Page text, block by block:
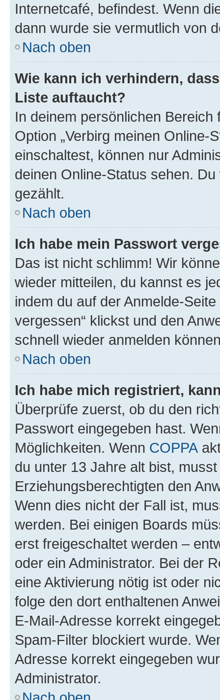
Internetcafé, befindest. Wenn
dann wurde sie vermutlich von
Nach oben
Wie kann ich verhindern,
Liste auftaucht?
In deinem persönlichen
Option „Verbirg meinen Online-
einschaltest, können nur
deinen Online-Status sehen.
gezählt.
Nach oben
Ich habe mein Passwort
Das ist nicht schlimm! Wir
wieder mitteilen, du kannst es
indem du auf der Anmelde-
vergessen“ klickst und den
schnell wieder anmelden
Nach oben
Ich habe mich registriert,
Überprüfe zuerst, ob du den
Passwort eingegeben hast.
Möglichkeiten. Wenn COPPA
du unter 13 Jahre alt bist,
Erziehungsberechtigten den
Wenn dies nicht der Fall ist,
werden. Bei einigen Boards
erst freigeschaltet werden –
oder ein Administrator. Bei der
eine Aktivierung nötig ist oder
folge den dort enthaltenen
E-Mail-Adresse korrekt
Spam-Filter blockiert wurde.
Adresse korrekt eingegeben
Administrator.